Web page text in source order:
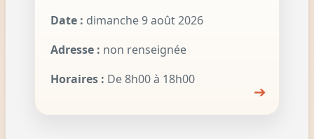
Date : dimanche 9 août 2026
Adresse : non renseignée
Horaires : De 8h00 à 18h00
➔